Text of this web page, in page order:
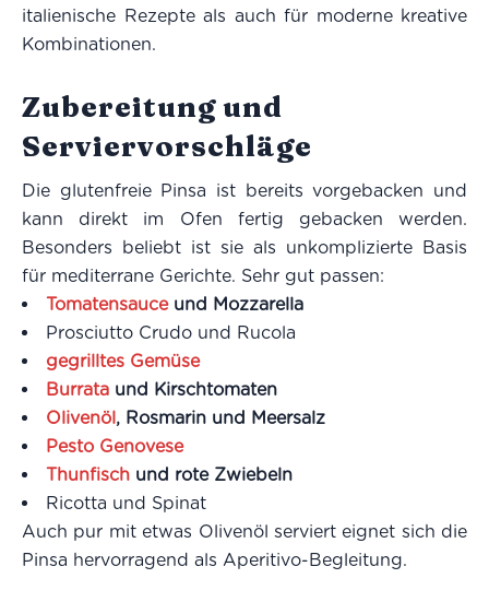
italienische Rezepte als auch für moderne kreative
Kombinationen.
Zubereitung und
Serviervorschläge
Die glutenfreie Pinsa ist bereits vorgebacken und
kann direkt im Ofen fertig gebacken werden.
Besonders beliebt ist sie als unkomplizierte Basis
für mediterrane Gerichte. Sehr gut passen:
Tomatensauceund Mozzarella
Prosciutto Crudo und Rucola
gegrilltes Gemüse
Burrata und Kirschtomaten
Olivenöl, Rosmarin und Meersalz
Pesto Genovese
Thunfisch und rote Zwiebeln
Ricotta und Spinat
Auch pur mit etwas Olivenöl serviert eignet sich die
Pinsa hervorragend als Aperitivo-Begleitung.